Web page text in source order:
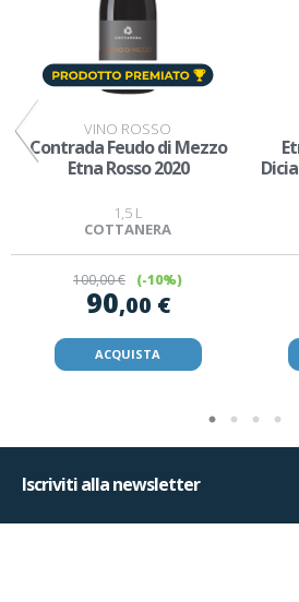
VINO ROSSO
Contrada Feudo di Mezzo
Etna Rosso 2020
1,5 L
COTTANERA
100,00 € (-10%)
90,00 €
ACQUISTA
Iscriviti alla newsletter